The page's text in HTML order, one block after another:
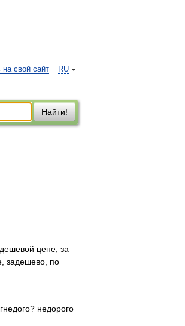
RU
свой сайт
Найти!
цене, за
задешево, по
недорого